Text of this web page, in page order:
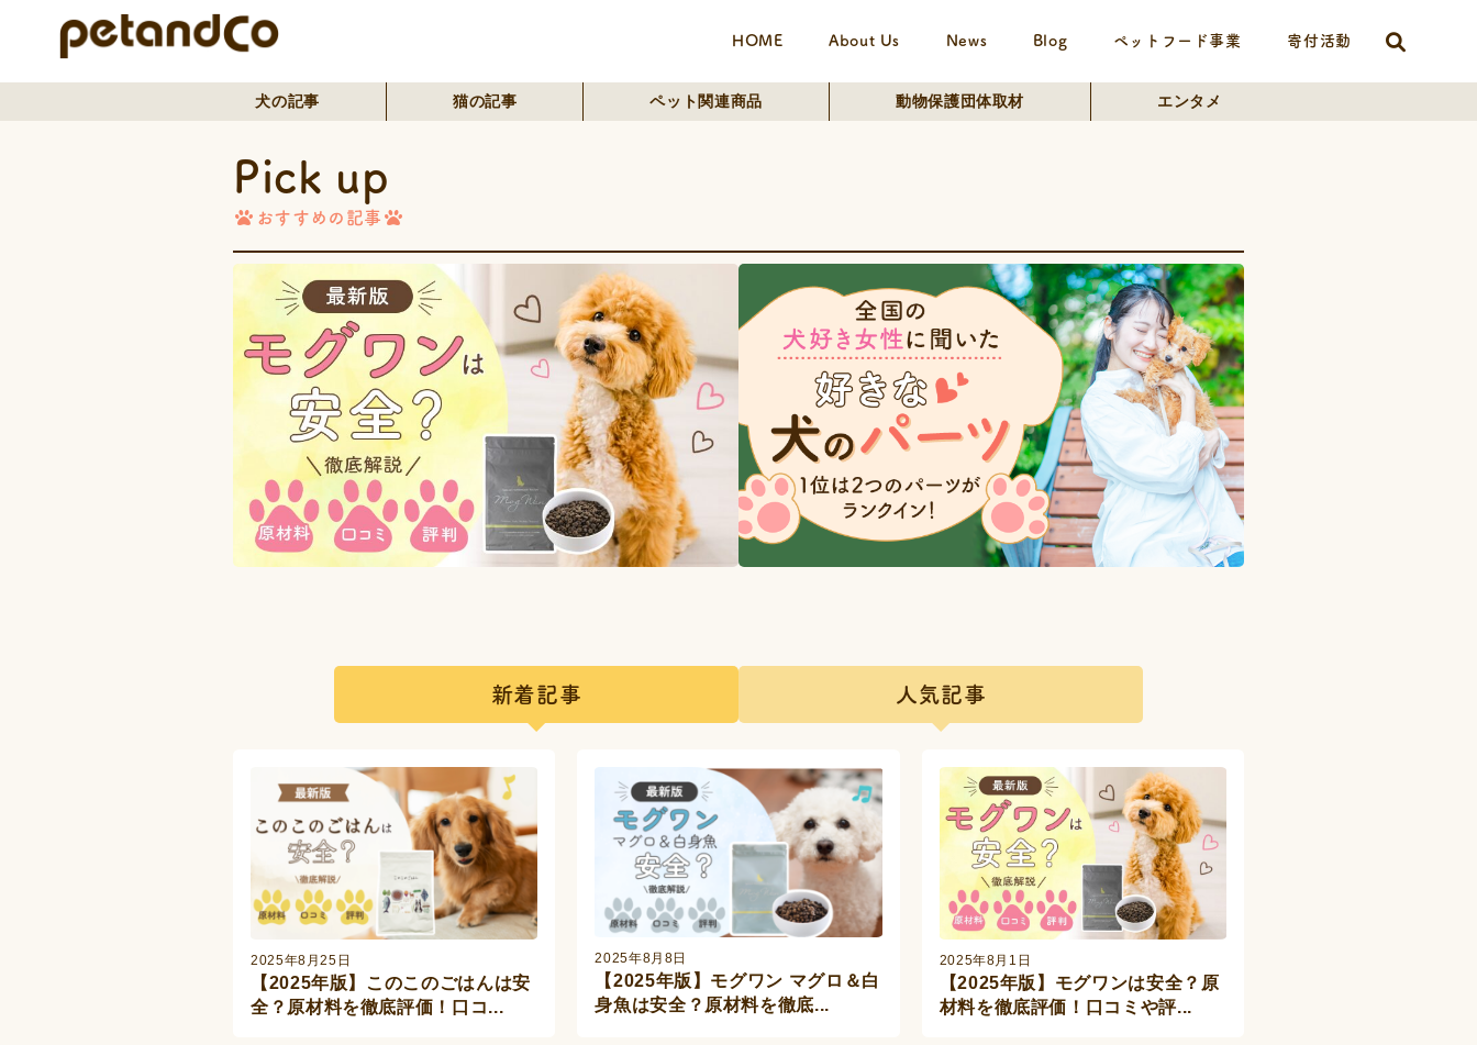
HOME About Us News Blog ペットフード事業 寄付活動
犬の記事 猫の記事 ペット関連商品 動物保護団体取材 エンタメ
Pick up
おすすめの記事
新着記事 人気記事
2025年8月25日
【2025年版】このこのごはんは安
全？原材料を徹底評価！口コ...
2025年8月8日
【2025年版】モグワン マグロ＆白
身魚は安全？原材料を徹底...
2025年8月1日
【2025年版】モグワンは安全？原
材料を徹底評価！口コミや評...